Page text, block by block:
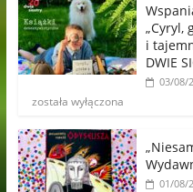
„Cyryl,
i
DWIE
03/08/
została wyłączona
01/08/